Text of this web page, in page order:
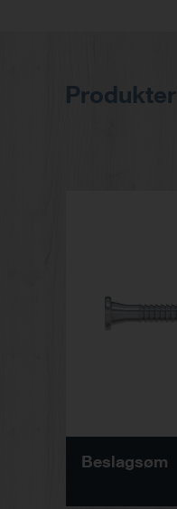
Produkter
Beslagsøm